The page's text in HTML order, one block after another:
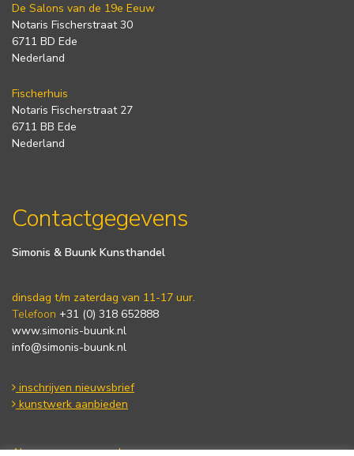
De Salons van de 19e Eeuw
Notaris Fischerstraat 30
6711 BD Ede
Nederland
Fischerhuis
Notaris Fischerstraat 27
6711 BB Ede
Nederland
Contactgegevens
Simonis & Buunk Kunsthandel
dinsdag t/m zaterdag van 11-17 uur.
Telefoon +31 (0) 318 652888
www.simonis-buunk.nl
info@simonis-buunk.nl
inschrijven nieuwsbrief
kunstwerk aanbieden
Algemene voorwaarden